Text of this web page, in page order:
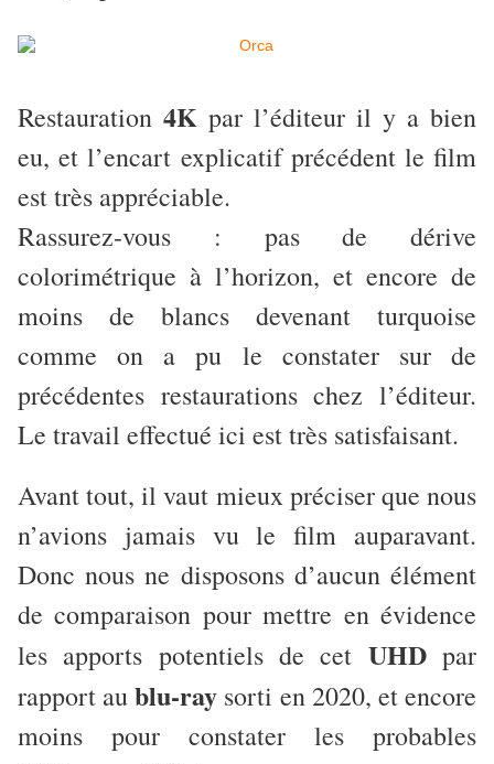
Restauration 4K par l’éditeur il y a bien
eu, et l’encart explicatif précédent le film
est très appréciable.
Rassurez-vous : pas de dérive
colorimétrique à l’horizon, et encore de
moins de blancs devenant turquoise
comme on a pu le constater sur de
précédentes restaurations chez l’éditeur.
Le travail effectué ici est très satisfaisant.
Avant tout, il vaut mieux préciser que nous
n’avions jamais vu le film auparavant.
Donc nous ne disposons d’aucun élément
de comparaison pour mettre en évidence
les apports potentiels de cet UHDpar
rapport aublu-ray sorti en 2020, et encore
moins pour constater les probables